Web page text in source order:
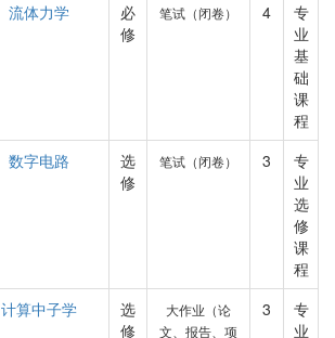
流体力学
必
修
笔试（闭卷） 4
专
业
基
础
课
程
数字电路
选
修
笔试（闭卷） 3
专
业
选
修
课
程
计算中子学
选
修
大作业（论
文、报告、项
3
专
业